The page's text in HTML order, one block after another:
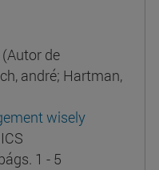
de
andré; Hartman,
wisely
1 - 5